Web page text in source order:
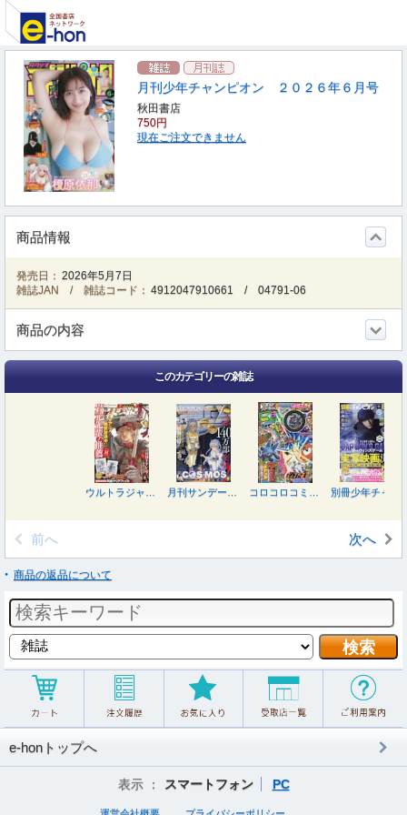
月刊少年チャンピオン ２０２６年６月号
秋田書店
750円
現在ご注文できません
商品情報
発売日： 2026年5月7日
雑誌JAN / 雑誌コード： 4912047910661 /04791-06
商品の内容
このカテゴリーの雑誌
前へ 次へ
商品の返品について
e-honトップへ
表示 ： スマートフォン PC